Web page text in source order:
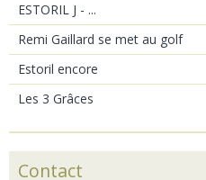
ESTORIL J - ...
Remi Gaillard se met au golf
Estoril encore
Les 3 Grâces
Contact